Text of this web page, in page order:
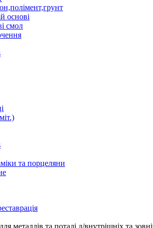
основі
смол
та порцеляни
металлів та поталі д/внутрішніх та